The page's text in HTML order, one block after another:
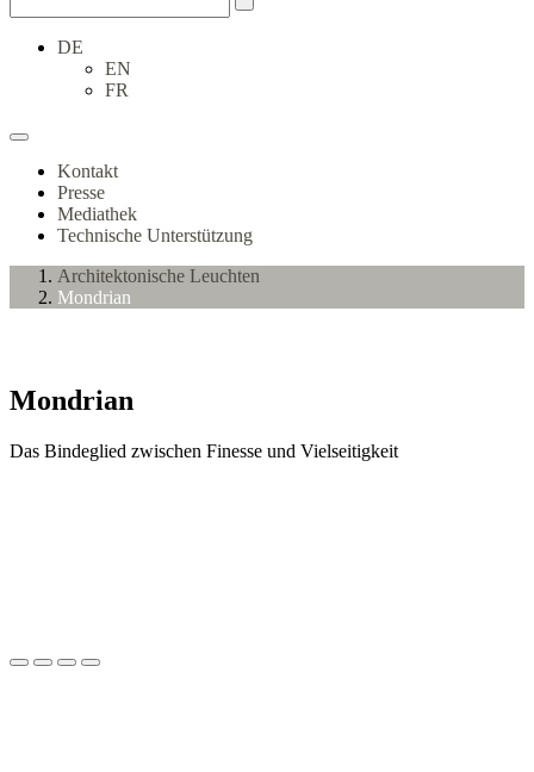
DE
EN
FR
Kontakt
Presse
Mediathek
Technische Unterstützung
Architektonische Leuchten
Mondrian
Mondrian
Das Bindeglied zwischen Finesse und Vielseitigkeit